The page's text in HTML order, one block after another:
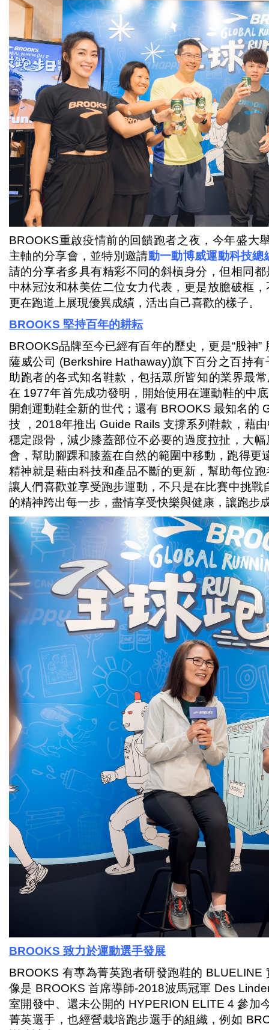
BROOKS重啟疫情前的回饋跑者之夜，今年盛大
主軸的分享會，並特別邀請動一動博威運動科技總
請的分享者多具有精彩不同的斜槓身分，但相同
中林冠汝和林美佐二位女力代表，更是放膽破框
更在跑道上展現優異成績，活出自己喜歡的樣子。
BROOKS 堅持百年的耕耘
BROOKS品牌至今已經有百年的歷史，更是“股神
薩威公司 (Berkshire Hathaway)旗下百分之百持
助跑者的各式知名鞋款，包括眾所皆知的業界最
在 1977年首先成功發明，開始使用在運動鞋的中
開創運動鞋全新的世代；還有 BROOKS 最知名的
技 ，2018年推出 Guide Rails 支撐系列鞋款，藉
穩定跟骨，減少膝蓋部位不必要的過度拉扯，大
會，幫助腳踝和膝蓋在自然的範圍中移動，跑得更
精神就是藉由科技和產品不斷的更新，幫助每位
讓人們喜歡並享受跑步運動，不只是在比賽中挑
的精神跨出每一步，盡情享受快樂與健康，讓跑步
BROOKS 致力於運動選手發展
BROOKS 有專為菁英跑者研發跑鞋的 BLUELINE
像是 BROOKS 首席導師-2018波馬冠軍 Des
室開發中、還未公開的 HYPERION ELITE 4 參加
菁英選手，也經營栽培跑步選手的組織，例如